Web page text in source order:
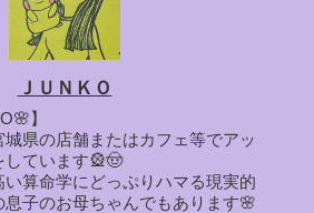
ＪＵＮＫＯ
】
県の店舗またはカフェ等でアッ
しています🎡🤠
算命学にどっぷりハマる現実的
子のお母ちゃんでもあります🌸